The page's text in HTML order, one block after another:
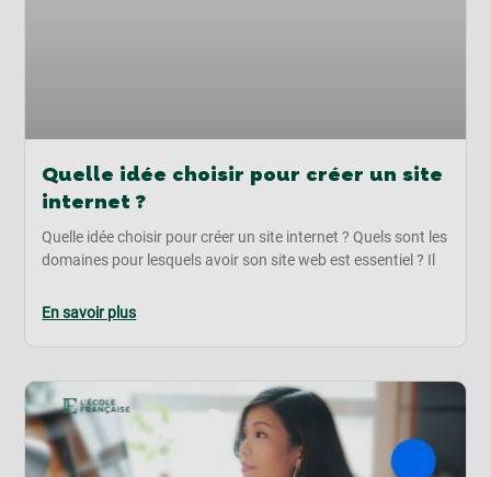
Quelle idée choisir pour créer un site
internet ?
Quelle idée choisir pour créer un site internet ? Quels sont les
domaines pour lesquels avoir son site web est essentiel ? Il
En savoir plus